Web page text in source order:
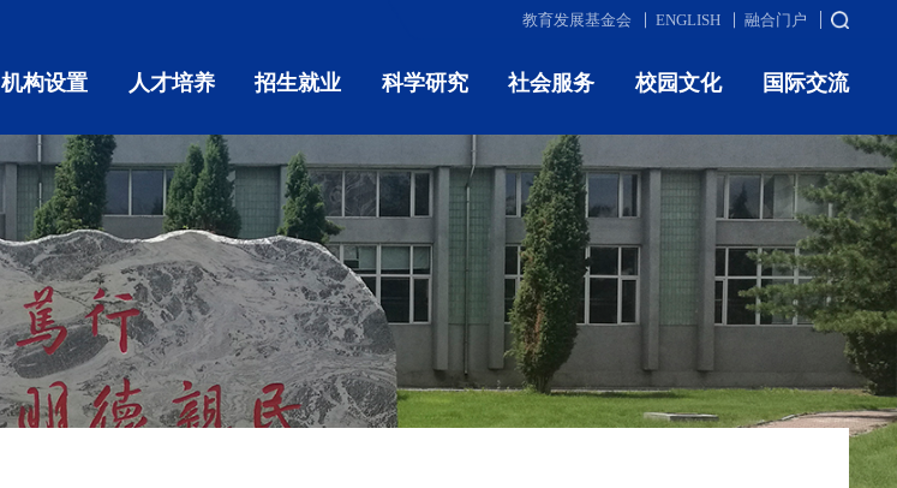
教育发展基金会 ENGLISH 融合门户
机构设置 人才培养 招生就业 科学研究 社会服务 校园文化 国际交流